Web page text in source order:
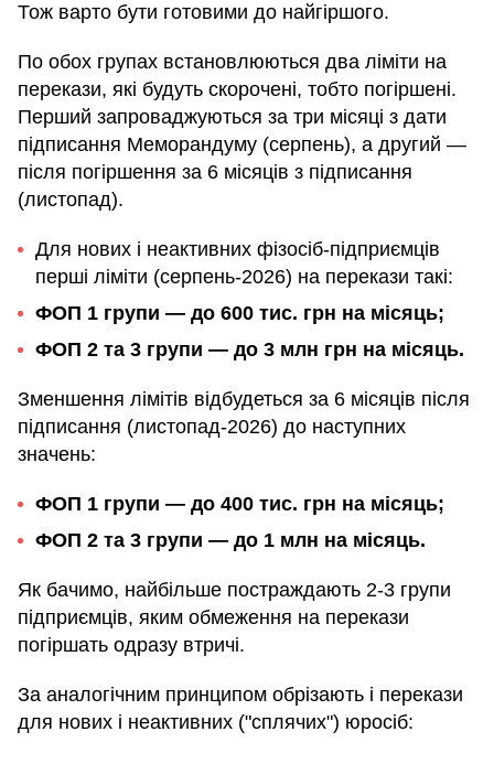
Тож варто бути готовими до найгіршого.
По обох групах встановлюються два ліміти на
перекази, які будуть скорочені, тобто погіршені.
Перший запроваджуються за три місяці з дати
підписання Меморандуму (серпень), а другий —
після погіршення за 6 місяців з підписання
(листопад).
Для нових і неактивних фізосіб-підприємців
перші ліміти (серпень-2026) на перекази такі:
ФОП 1 групи — до 600 тис. грн на місяць;
ФОП 2 та 3 групи — до 3 млн грн на місяць.
Зменшення лімітів відбудеться за 6 місяців після
підписання (листопад-2026) до наступних
значень:
ФОП 1 групи — до 400 тис. грн на місяць;
ФОП 2 та 3 групи — до 1 млн на місяць.
Як бачимо, найбільше постраждають 2-3 групи
підприємців, яким обмеження на перекази
погіршать одразу втричі.
За аналогічним принципом обрізають і перекази
для нових і неактивних ("сплячих") юросіб: